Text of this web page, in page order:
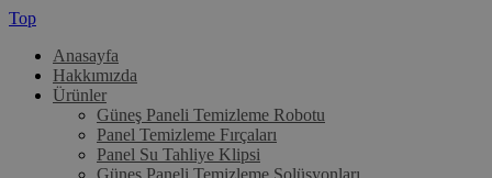
Top
Anasayfa
Hakkımızda
Ürünler
Güneş Paneli Temizleme Robotu
Panel Temizleme Fırçaları
Panel Su Tahliye Klipsi
Güneş Paneli Temizleme Solüsyonları